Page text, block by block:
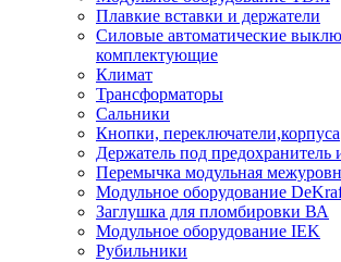
Плавкие вставки и держатели
Силовые автоматические
комплектующие
Климат
Трансформаторы
Сальники
Кнопки, переключатели,корпуса
Держатель под предохранитель
Перемычка модульная
Модульное оборудование
Заглушка для пломбировки ВА
Модульное оборудование IEK
Рубильники